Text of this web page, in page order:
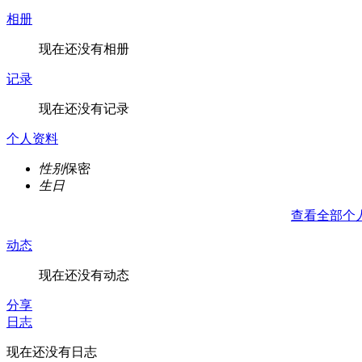
相册
现在还没有相册
记录
现在还没有记录
个人资料
性别保密
生日
查看全部个
动态
现在还没有动态
分享
日志
现在还没有日志